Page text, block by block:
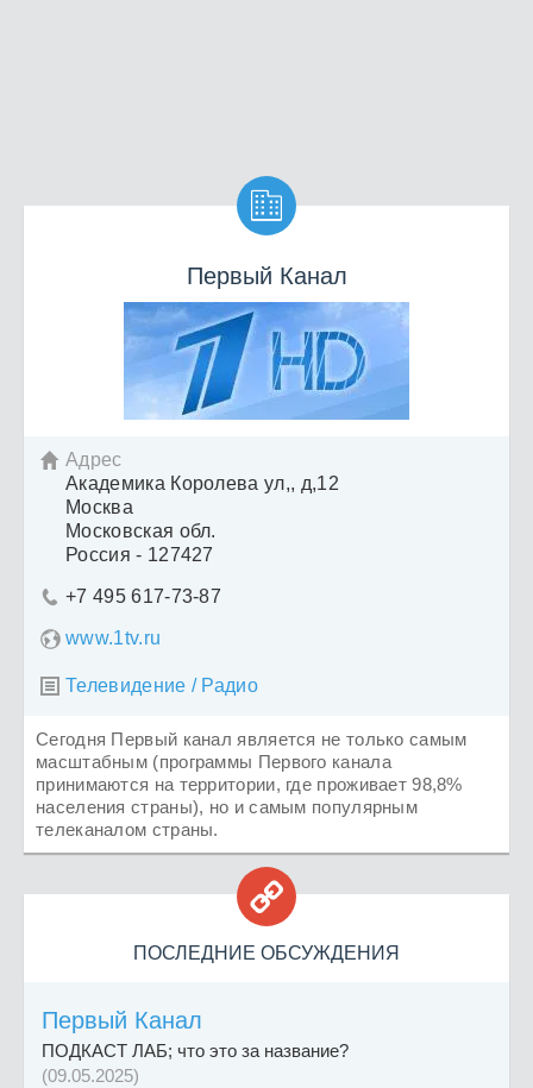

Первый Канал
 Адрес
Академика Королева ул,, д,12
Москва
Московская обл.
Россия - 127427
 +7 495 617-73-87
www.1tv.ru
 Телевидение / Радио
Сегодня Первый канал является не только самым
масштабным (программы Первого канала
принимаются на территории, где проживает 98,8%
населения страны), но и самым популярным
телеканалом страны.

ПОСЛЕДНИЕ ОБСУЖДЕНИЯ
Первый Канал
ПОДКАСТ ЛАБ; что это за название?
(09.05.2025)